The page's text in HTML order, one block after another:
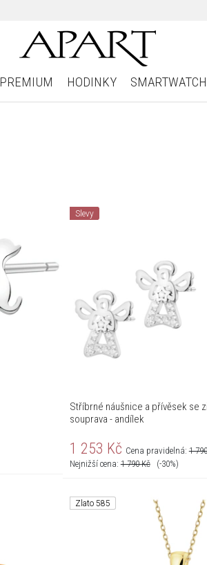
PREMIUM HODINKY SMARTWATCH
Slevy
Stříbrné náušnice a přívěsek se zirkony,
souprava - andílek
1 253 Kč Cena pravidelná:1 790
Nejnižší cena:1 790 Kč (-30%)
Zlato 585